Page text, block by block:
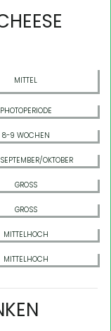
MITTEL
PHOTOPERIODE
8-9 WOCHEN
OKTOBER
GROSS
GROSS
MITTELHOCH
MITTELHOCH